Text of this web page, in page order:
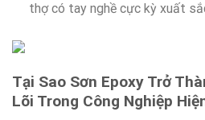
thợ có tay nghề cực kỳ xuất
Tại Sao Sơn Epoxy Trở
Lõi Trong Công Nghiệp